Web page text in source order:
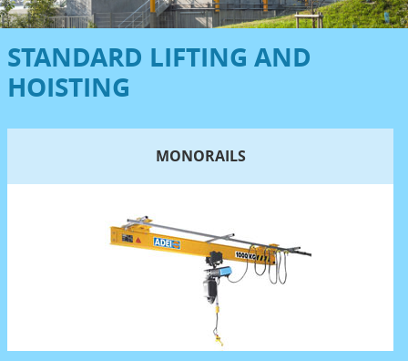
STANDARD LIFTING AND
HOISTING
MONORAILS